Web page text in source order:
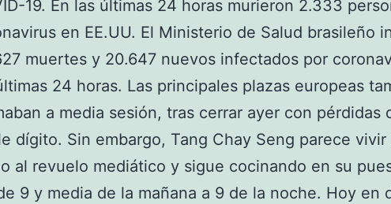
19. En las últimas 24 horas murieron 2.333
en EE.UU. El Ministerio de Salud brasileño
muertes y 20.647 nuevos infectados por
24 horas. Las principales plazas europeas
a media sesión, tras cerrar ayer con pérdidas
dígito. Sin embargo, Tang Chay Seng parece vivir
al revuelo mediático y sigue cocinando en su
9 y media de la mañana a 9 de la noche. Hoy en